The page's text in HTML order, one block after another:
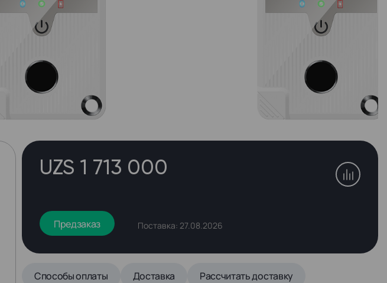
UZS 1 713 000
Предзаказ Поставка: 27.08.2026
Способы оплаты Доставка Рассчитать доставку